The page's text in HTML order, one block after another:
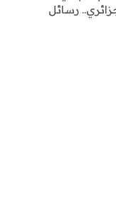
الجزائري.. رسائل